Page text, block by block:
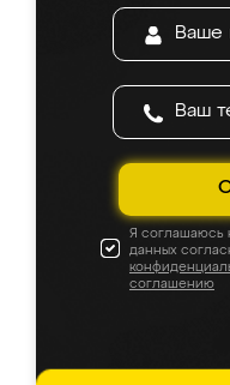
Я соглашаюсь
данных
соглашению